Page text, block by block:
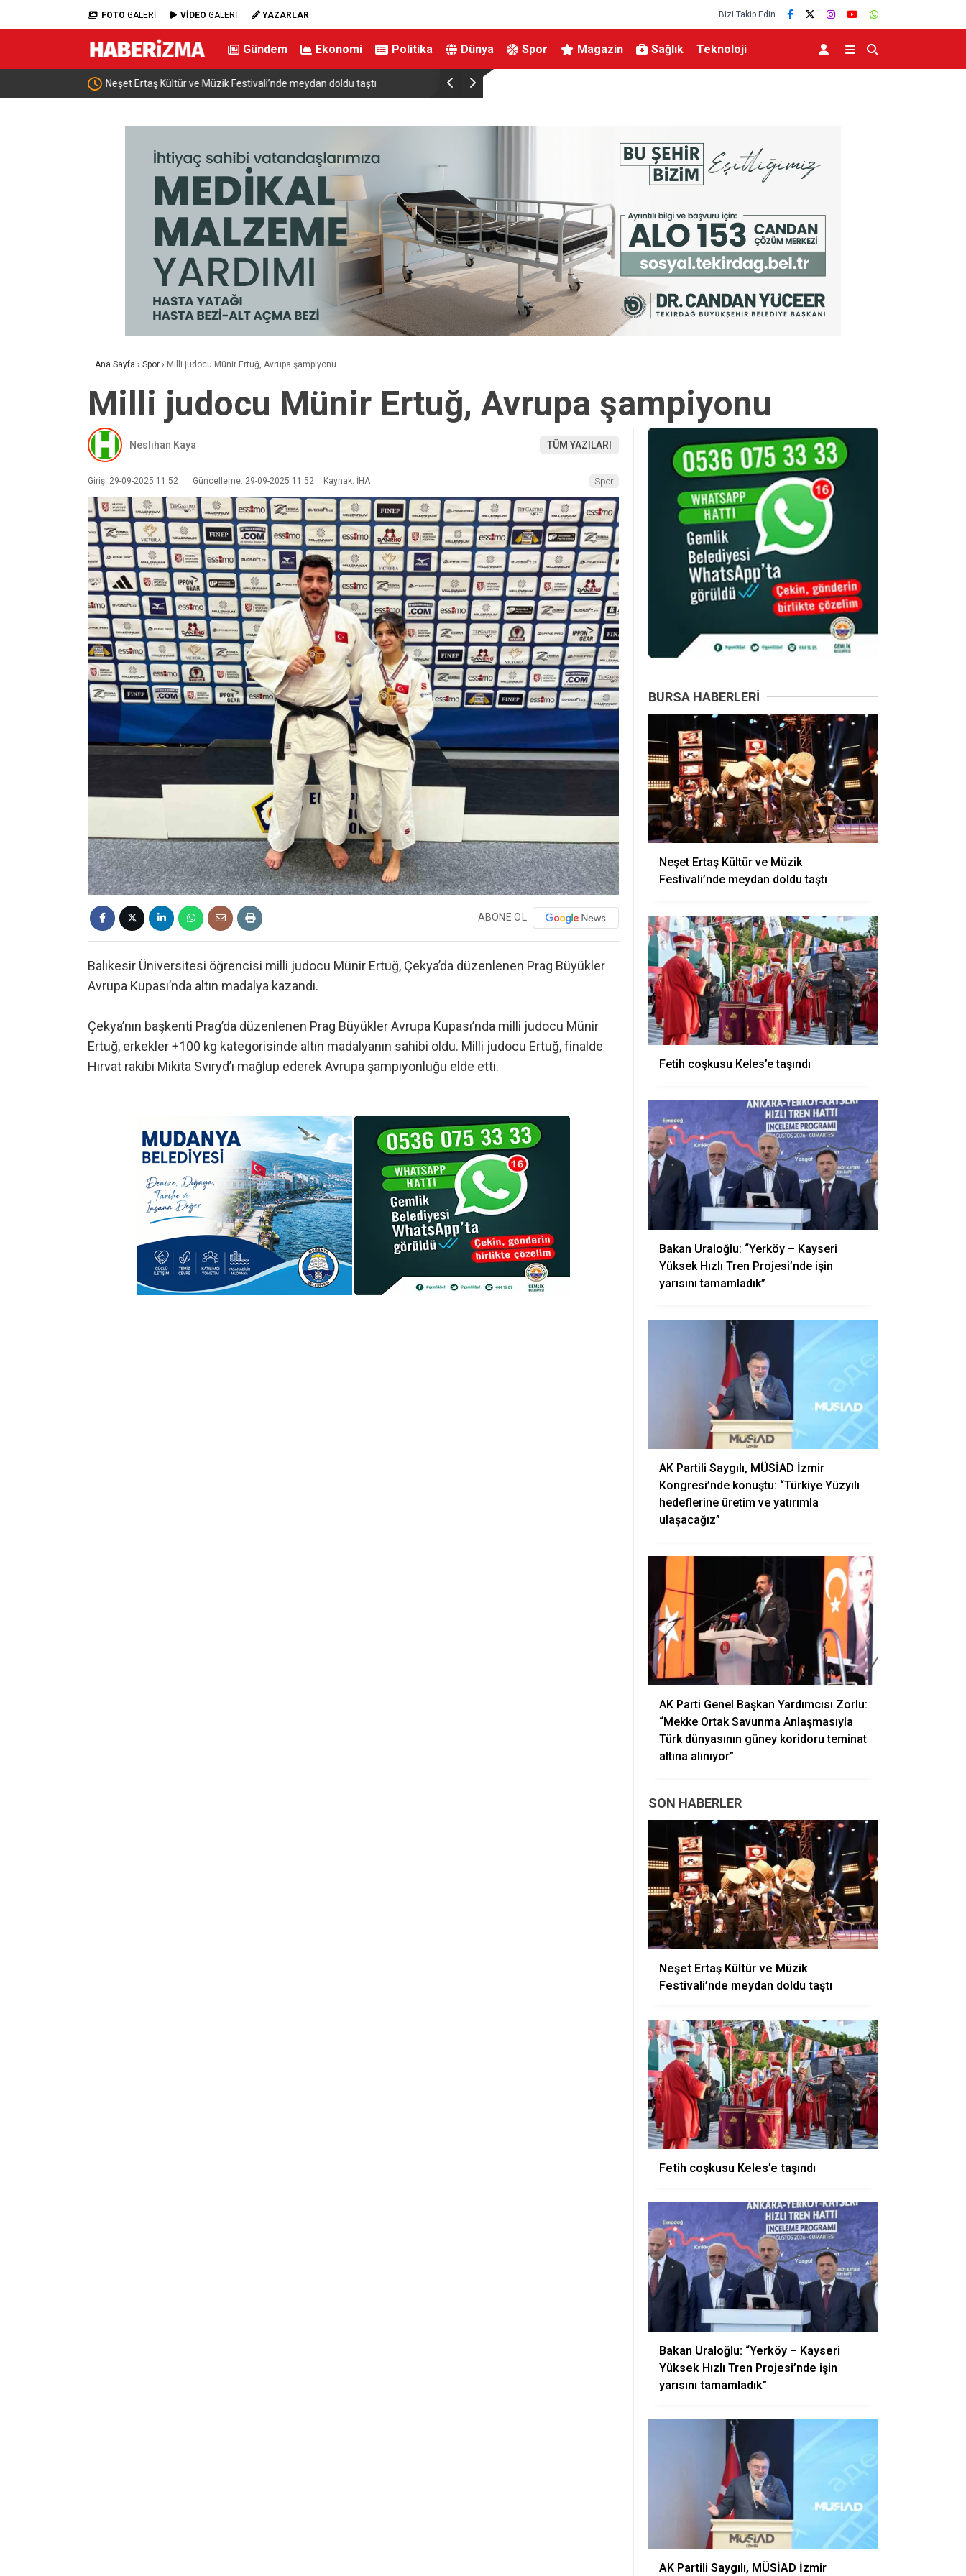
FOTO GALERİ VİDEO GALERİ YAZARLAR Bizi Takip Edin
Gündem Ekonomi Politika Dünya Spor Magazin Sağlık Teknoloji
Fetih coşkusu Keles’e taşındı Bakan Uraloğlu: “Yerköy – Kayseri Yüksek Hızlı Tren Projesi’nde işin
Ana Sayfa › Spor › Milli judocu Münir Ertuğ, Avrupa şampiyonu
Milli judocu Münir Ertuğ, Avrupa şampiyonu
Neslihan Kaya TÜM YAZILARI
Giriş: 29-09-2025 11:52 Güncelleme: 29-09-2025 11:52 Kaynak: İHA Spor
ABONE OL
Balıkesir Üniversitesi öğrencisi milli judocu Münir Ertuğ, Çekya’da düzenlenen Prag Büyükler
Avrupa Kupası’nda altın madalya kazandı.
Çekya’nın başkenti Prag’da düzenlenen Prag Büyükler Avrupa Kupası’nda milli judocu Münir
Ertuğ, erkekler +100 kg kategorisinde altın madalyanın sahibi oldu. Milli judocu Ertuğ, finalde
Hırvat rakibi Mikita Svıryd’ı mağlup ederek Avrupa şampiyonluğu elde etti.
BURSA HABERLERI
Neşet Ertaş Kültür ve Müzik
Festivali’nde meydan doldu taştı
Fetih coşkusu Keles’e taşındı
Bakan Uraloğlu: “Yerköy – Kayseri
Yüksek Hızlı Tren Projesi’nde işin
yarısını tamamladık”
AK Partili Saygılı, MÜSİAD İzmir
Kongresi’nde konuştu: “Türkiye Yüzyılı
hedeflerine üretim ve yatırımla
ulaşacağız”
AK Parti Genel Başkan Yardımcısı Zorlu:
“Mekke Ortak Savunma Anlaşmasıyla
Türk dünyasının güney koridoru teminat
altına alınıyor”
SON HABERLER
Neşet Ertaş Kültür ve Müzik
Festivali’nde meydan doldu taştı
Fetih coşkusu Keles’e taşındı
Bakan Uraloğlu: “Yerköy – Kayseri
Yüksek Hızlı Tren Projesi’nde işin
yarısını tamamladık”
AK Partili Saygılı, MÜSİAD İzmir